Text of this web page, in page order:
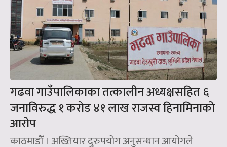
गढवा गाउँपालिकाका तत्कालीन अध्यक्षसहित ६
जनाविरुद्ध १ करोड ४१ लाख राजस्व हिनामिनाको
आरोप
काठमाडौँ । अख्तियार दुरुपयोग अनुसन्धान आयोगले